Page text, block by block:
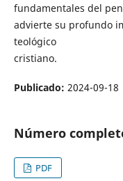
fundamentales del
advierte su profundo
teológico
cristiano.
Publicado: 2024-09-18
Número
PDF